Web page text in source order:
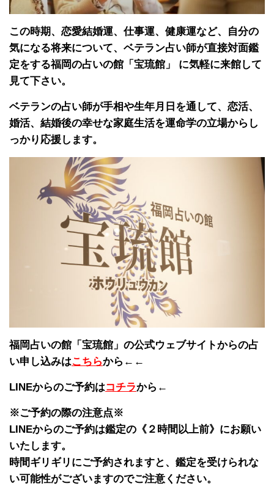
この時期、恋愛結婚運、仕事運、健康運など、自分の
気になる将来について、ベテラン占い師が直接対面鑑
定をする福岡の占いの館「宝琉館」 に気軽に来館して
見て下さい。
ベテランの占い師が手相や生年月日を通して、恋活、
婚活、結婚後の幸せな家庭生活を運命学の立場からし
っかり応援します。
福岡占いの館「宝琉館」の公式ウェブサイトからの占
い申し込みはこちらから←←
LINEからのご予約はコチラから←
※ご予約の際の注意点※
LINEからのご予約は鑑定の《２時間以上前》にお願い
いたします。
時間ギリギリにご予約されますと、鑑定を受けられな
い可能性がございますのでご注意ください。